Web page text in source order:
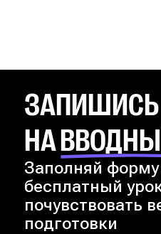
ЗАПИШИСЬ
НА
Заполняй форму
бесплатный
почувствовать
подготовки